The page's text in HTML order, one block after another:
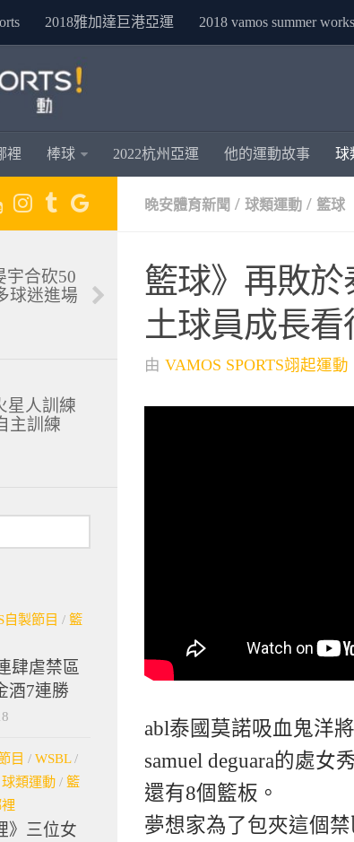
2018雅加達巨港亞運 2018 vamos summer
裡 棒球 2022杭州亞運 他的運動故事 球
晚安體育新聞 / 球類運動 / 籃球
籃球》再敗
土球員成長看
由 VAMOS SPORTS翊起運動
abl泰國莫諾吸血鬼洋
samuel deguara的處
還有8個籃板。
夢想家為了包夾這個
宇合砍50
球迷進場
星人訓練
主訓練
自製節目 / 籃
肆虐禁區
酒7連勝
目 / WSBL/
球類運動 / 籃
》三位女